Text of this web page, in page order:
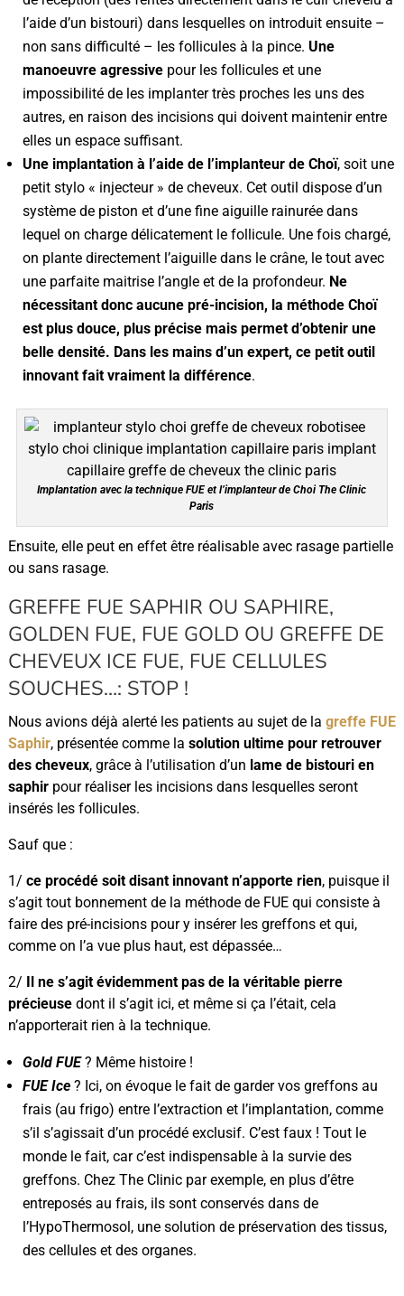
l’aide d’un bistouri) dans lesquelles on introduit ensuite –
non sans difficulté – les follicules à la pince. Une
manoeuvre agressivepour les follicules et une
impossibilité de les implanter très proches les uns des
autres, en raison des incisions qui doivent maintenir entre
elles un espace suffisant.
Une implantation à l’aide de l’implanteur de Choï, soit une
petit stylo « injecteur » de cheveux. Cet outil dispose d’un
système de piston et d’une fine aiguille rainurée dans
lequel on charge délicatement le follicule. Une fois chargé,
on plante directement l’aiguille dans le crâne, le tout avec
une parfaite maitrise l’angle et de la profondeur. Ne
nécessitant donc aucune pré-incision, la méthode Choï
est plus douce, plus précise mais permet d’obtenir une
belle densité. Dans les mains d’un expert, ce petit outil
innovant fait vraiment la différence.
Implantation avec la technique FUE et l’implanteur de Choi The Clinic
Paris
Ensuite, elle peut en effet être réalisable avec rasage partielle
ou sans rasage.
GREFFE FUE SAPHIR OU SAPHIRE,
GOLDEN FUE, FUE GOLD OU GREFFE DE
CHEVEUX ICE FUE, FUE CELLULES
SOUCHES…: STOP !
Nous avions déjà alerté les patients au sujet de la greffe FUE
Saphir, présentée comme la solution ultime pour retrouver
des cheveux, grâce à l’utilisation d’un lame de bistouri en
saphirpour réaliser les incisions dans lesquelles seront
insérés les follicules.
Sauf que :
1/ ce procédé soit disant innovant n’apporte rien, puisque il
s’agit tout bonnement de la méthode de FUE qui consiste à
faire des pré-incisions pour y insérer les greffons et qui,
comme on l’a vue plus haut, est dépassée…
2/
Il ne s’agit évidemment pas de la véritable pierre
précieusedont il s’agit ici, et même si ça l’était, cela
n’apporterait rien à la technique.
Gold FUE ? Même histoire !
FUE Ice ? Ici, on évoque le fait de garder vos greffons au
frais (au frigo) entre l’extraction et l’implantation, comme
s’il s’agissait d’un procédé exclusif. C’est faux ! Tout le
monde le fait, car c’est indispensable à la survie des
greffons. Chez The Clinic par exemple, en plus d’être
entreposés au frais, ils sont conservés dans de
l’HypoThermosol, une solution de préservation des tissus,
des cellules et des organes.